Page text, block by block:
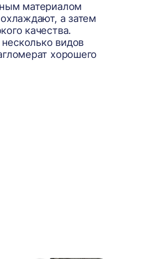
материалом
а затем
качества.
видов
хорошего